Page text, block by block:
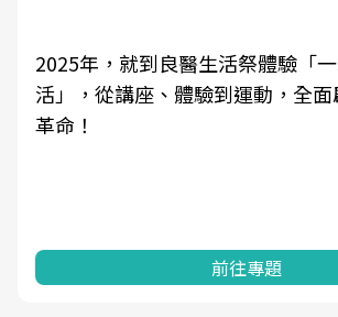
2025年，就到良醫生活祭體驗「
活」，從講座、體驗到運動，全
革命！
前往專題